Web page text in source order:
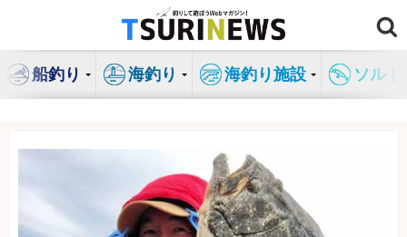
ン
船釣り 海釣り 海釣り施設 ソル